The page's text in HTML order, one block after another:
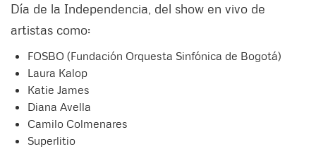
Día de la Independencia, del show en vivo de
artistas como:
FOSBO (Fundación Orquesta Sinfónica de Bogotá)
Laura Kalop
Katie James
Diana Avella
Camilo Colmenares
Superlitio